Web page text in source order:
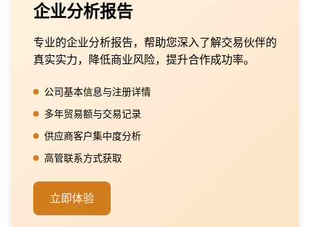
企业分析报告
专业的企业分析报告，帮助您深入了解交易伙伴的
真实实力，降低商业风险，提升合作成功率。
公司基本信息与注册详情
多年贸易额与交易记录
供应商客户集中度分析
高管联系方式获取
立即体验